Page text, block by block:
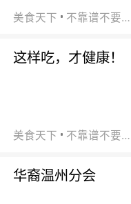
美食天下 不靠谱不要联系
这样吃，才健康！
美食天下 不靠谱不要联系
华裔温州分会